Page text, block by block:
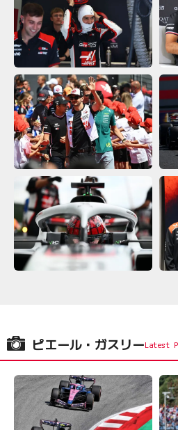
ピエール・ガスリー